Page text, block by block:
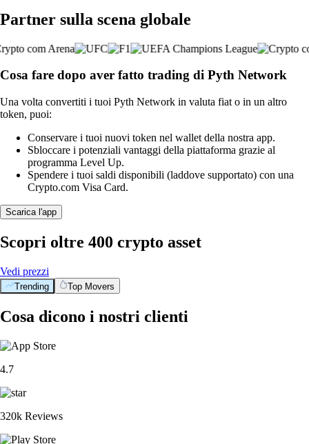
Partner sulla scena globale
Cosa fare dopo aver fatto trading di Pyth Network
Una volta convertiti i tuoi Pyth Network in valuta fiat o in un altro
token, puoi:
Conservare i tuoi nuovi token nel wallet della nostra app.
Sbloccare i potenziali vantaggi della piattaforma grazie al
programma Level Up.
Spendere i tuoi saldi disponibili (laddove supportato) con una
Crypto.com Visa Card.
Scarica l'app
Scopri oltre 400 crypto asset
Vedi prezzi
Trending Top Movers
Cosa dicono i nostri clienti
4.7
320k Reviews